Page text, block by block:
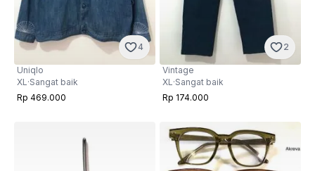
4
Uniqlo
XL·Sangat baik
Rp 469.000
2
Vintage
XL·Sangat baik
Rp 174.000